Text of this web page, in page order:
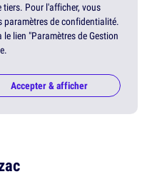
tiers. Pour l'afficher, vous
paramètres de confidentialité.
lien "Paramètres de Gestion
Accepter & afficher